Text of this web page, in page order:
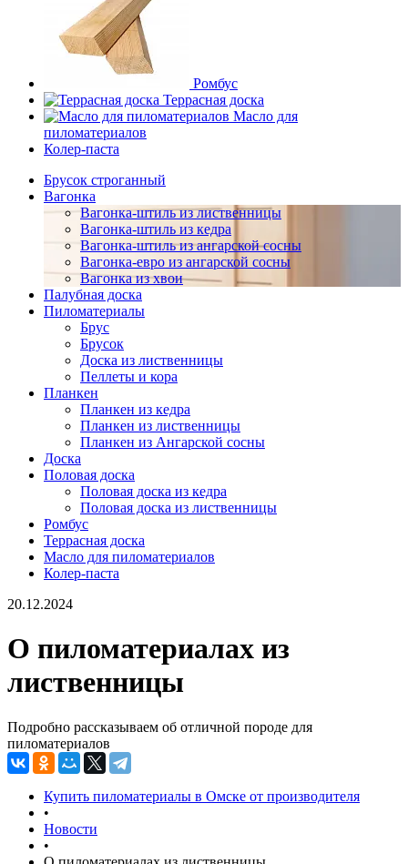
Ромбус
Террасная доска
Масло для
пиломатериалов
Колер-паста
Брусок строганный
Вагонка
Вагонка-штиль из лиственницы
Вагонка-штиль из кедра
Вагонка-штиль из ангарской сосны
Вагонка-евро из ангарской сосны
Вагонка из хвои
Палубная доска
Пиломатериалы
Брус
Брусок
Доска из лиственницы
Пеллеты и кора
Планкен
Планкен из кедра
Планкен из лиственницы
Планкен из Ангарской сосны
Доска
Половая доска
Половая доска из кедра
Половая доска из лиственницы
Ромбус
Террасная доска
Масло для пиломатериалов
Колер-паста
20.12.2024
О пиломатериалах из
лиственницы
Подробно рассказываем об отличной породе для
пиломатериалов
Купить пиломатериалы в Омске от производителя
•
Новости
•